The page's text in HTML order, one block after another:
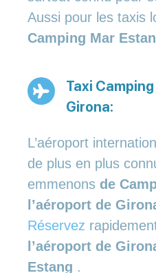
Aussi pour les taxis
Camping Mar
Taxi
Girona:
L’aéroport
de plus en plus
emmenons de
l’aéroport de
Réservez
l’aéroport de
Estang .